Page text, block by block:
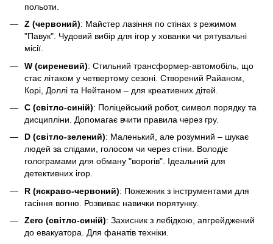
польоти.
Z (червоний): Майстер лазіння по стінах з режимом
"Павук". Чудовий вибір для ігор у хованки чи рятувальні
місії.
W (сиреневий): Стильний трансформер-автомобіль, що
стає літаком у четвертому сезоні. Створений Райаном,
Корі, Доллі та Нейтаном – для креативних дітей.
C (світло-синій): Поліцейський робот, символ порядку та
дисципліни. Допомагає вчити правила через гру.
D (світло-зелений): Маленький, але розумний – шукає
людей за слідами, голосом чи через стіни. Володіє
голограмами для обману "ворогів". Ідеальний для
детективних ігор.
R (яскраво-червоний): Пожежник з інструментами для
гасіння вогню. Розвиває навички порятунку.
Zero (світло-синій): Захисник з лебідкою, апгрейджений
до евакуатора. Для фанатів техніки.